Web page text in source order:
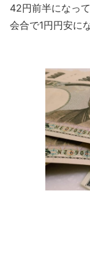
42円前半になっ
会合で1円円安に